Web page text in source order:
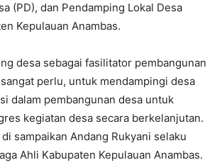
(PD), dan Pendamping Lokal Desa
Kepulauan Anambas.
desa sebagai fasilitator pembangunan
perlu, untuk mendampingi desa
dalam pembangunan desa untuk
kegiatan desa secara berkelanjutan.
sampaikan Andang Rukyani selaku
Ahli Kabupaten Kepulauan Anambas.